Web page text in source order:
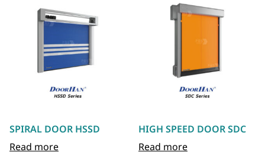
SPIRAL DOOR HSSD
Read more
HIGH SPEED DOOR SDC
Read more